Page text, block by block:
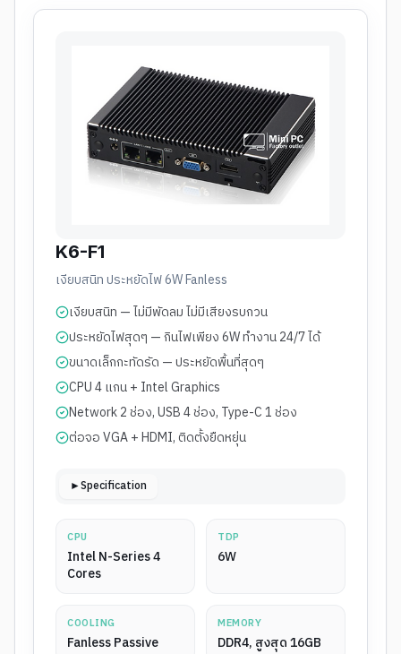
K6-F1
เงียบสนิท ประหยัดไฟ 6W Fanless
เงียบสนิท — ไม่มีพัดลม ไม่มีเสียงรบกวน
ประหยัดไฟสุดๆ — กินไฟเพียง 6W ทำงาน 24/7 ได้
ขนาดเล็กกะทัดรัด — ประหยัดพื้นที่สุดๆ
CPU 4 แกน + Intel Graphics
Network 2 ช่อง, USB 4 ช่อง, Type-C 1 ช่อง
ต่อจอ VGA + HDMI, ติดตั้งยืดหยุ่น
►Specification
CPU
Intel N-Series 4
Cores
TDP
6W
COOLING
Fanless Passive
MEMORY
DDR4, สูงสุด 16GB